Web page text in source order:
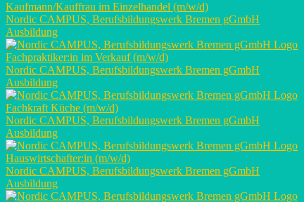
Kaufmann/Kauffrau im Einzelhandel (m/w/d)
Nordic CAMPUS, Berufsbildungswerk Bremen gGmbH
Ausbildung
Fachpraktiker:in im Verkauf (m/w/d)
Nordic CAMPUS, Berufsbildungswerk Bremen gGmbH
Ausbildung
Fachkraft Küche (m/w/d)
Nordic CAMPUS, Berufsbildungswerk Bremen gGmbH
Ausbildung
Hauswirtschafter:in (m/w/d)
Nordic CAMPUS, Berufsbildungswerk Bremen gGmbH
Ausbildung